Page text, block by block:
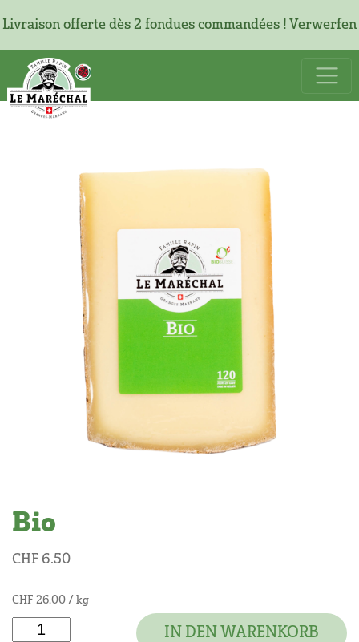
Livraison offerte dès 2 fondues commandées ! Verwerfen
Bio
CHF 6.50
CHF 26.00 / kg
IN DEN WARENKORB